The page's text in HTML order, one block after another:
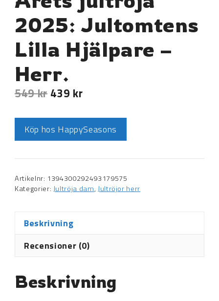
2025: Jultomtens
Lilla Hjälpare –
Herr.
549kr 439 kr
Köp hos HappySeasons
Artikelnr: 1394300292493179575
Kategorier: Jultröja dam, Jultröjor herr
Beskrivning
Recensioner (0)
Beskrivning